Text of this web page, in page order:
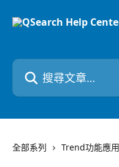
搜尋文章…
全部系列 Trend功能應用